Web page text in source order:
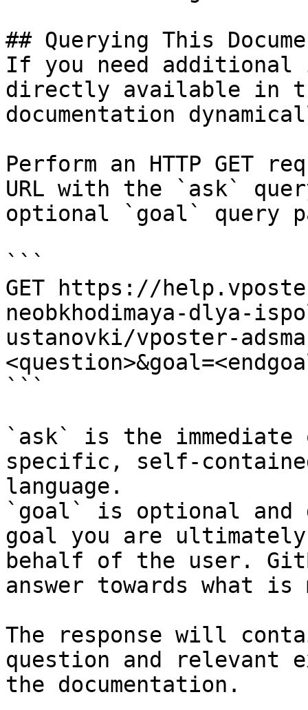
## Querying This
If you need
directly available in
documentation
Perform an HTTP GET
URL with the `ask`
optional `goal` query
```
GET https://
neobkhodimaya-dlya-
ustanovki/vposter-
```
`ask` is the
specific, self-
language.
`goal` is optional and
goal you are
behalf of the user.
answer towards what
The response will
question and relevant
the documentation.